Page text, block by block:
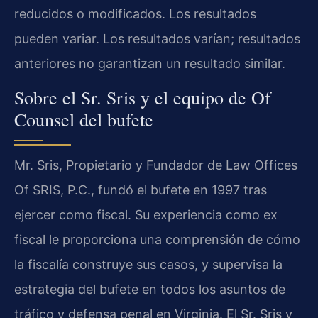
reducidos o modificados. Los resultados
pueden variar. Los resultados varían; resultados
anteriores no garantizan un resultado similar.
Sobre el Sr. Sris y el equipo de Of
Counsel del bufete
Mr. Sris, Propietario y Fundador de Law Offices
Of SRIS, P.C., fundó el bufete en 1997 tras
ejercer como fiscal. Su experiencia como ex
fiscal le proporciona una comprensión de cómo
la fiscalía construye sus casos, y supervisa la
estrategia del bufete en todos los asuntos de
tráfico y defensa penal en Virginia. El Sr. Sris y